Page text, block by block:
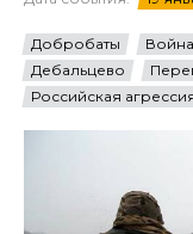
Добробаты
Дебальцево
Российская